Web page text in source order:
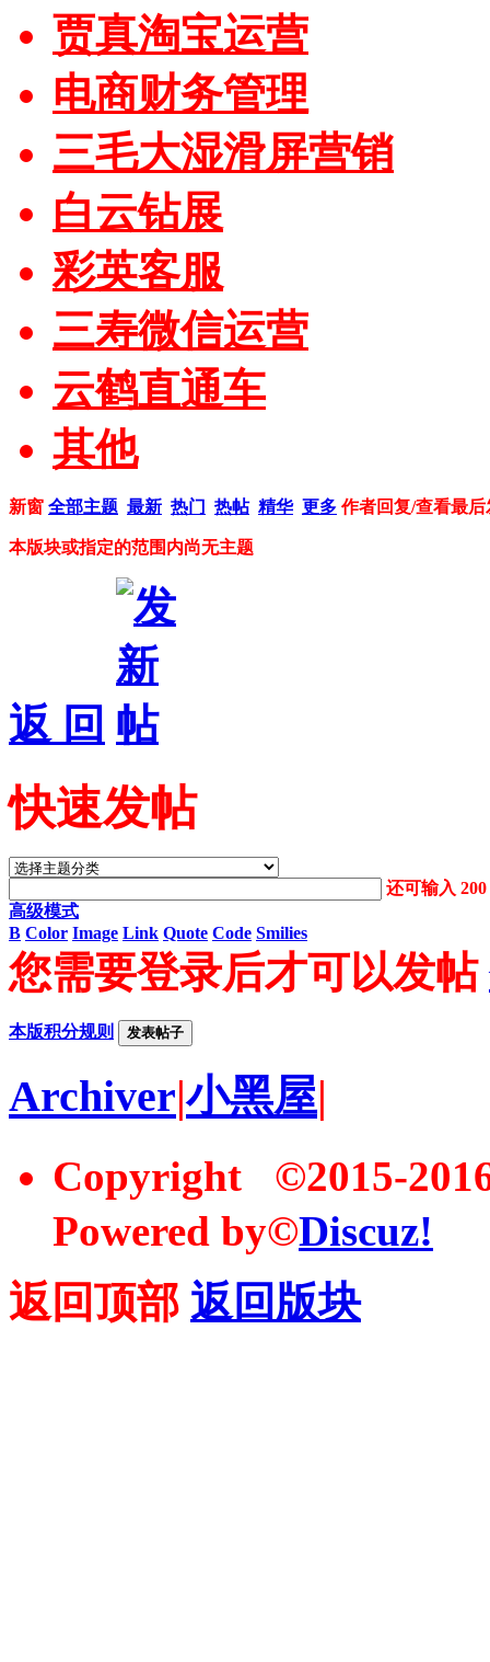
贾真淘宝运营
电商财务管理
三毛大湿滑屏营销
白云钻展
彩英客服
三寿微信运营
云鹤直通车
其他
新窗 全部主题 最新 热门 热帖 精华 更多 作者回复/查看最后
本版块或指定的范围内尚无主题
返 回
快速发帖
还可输入200
高级模式
B Color Image Link Quote Code Smilies
您需要登录后才可以发帖
本版积分规则 发表帖子
Archiver|小黑屋|
Copyright ©2015-
Powered by©Discuz!
返回顶部 返回版块